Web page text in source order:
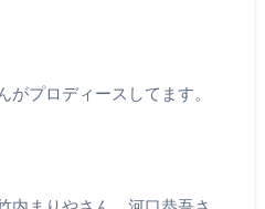
がプロディースしてます。